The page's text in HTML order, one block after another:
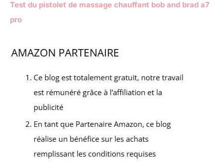
Test du pistolet de massage chauffant bob and brad a7
pro